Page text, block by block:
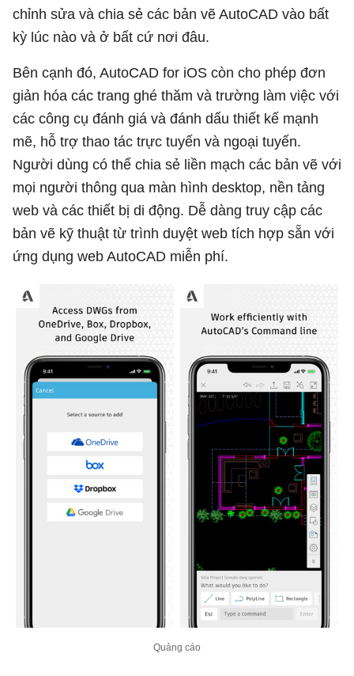
chỉnh sửa và chia sẻ các bản vẽ AutoCAD vào bất
kỳ lúc nào và ở bất cứ nơi đâu.
Bên cạnh đó, AutoCAD for iOS còn cho phép đơn
giản hóa các trang ghé thăm và trường làm việc với
các công cụ đánh giá và đánh dấu thiết kế mạnh
mẽ, hỗ trợ thao tác trực tuyến và ngoại tuyến.
Người dùng có thể chia sẻ liền mạch các bản vẽ với
mọi người thông qua màn hình desktop, nền tảng
web và các thiết bị di động. Dễ dàng truy cập các
bản vẽ kỹ thuật từ trình duyệt web tích hợp sẵn với
ứng dụng web AutoCAD miễn phí.